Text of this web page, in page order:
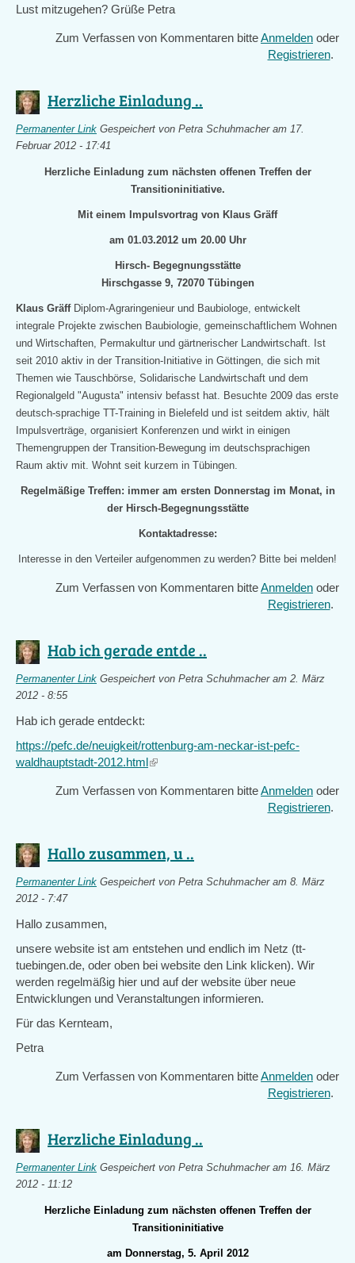
Lust mitzugehen? Grüße Petra
Zum Verfassen von Kommentaren bitteAnmelden oder
Registrieren.
Herzliche Einladung ..
Permanenter Link Gespeichert von Petra Schuhmacheram 17.
Februar 2012 - 17:41
Herzliche Einladung zum nächsten offenen Treffen der
Transitioninitiative.
Mit einem Impulsvortrag von Klaus Gräff
am 01.03.2012 um 20.00 Uhr
Hirsch- Begegnungsstätte
Hirschgasse 9, 72070 Tübingen
Klaus Gräff Diplom-Agraringenieur und Baubiologe, entwickelt
integrale Projekte zwischen Baubiologie, gemeinschaftlichem Wohnen
und Wirtschaften, Permakultur und gärtnerischer Landwirtschaft. Ist
seit 2010 aktiv in der Transition-Initiative in Göttingen, die sich mit
Themen wie Tauschbörse, Solidarische Landwirtschaft und dem
Regionalgeld "Augusta" intensiv befasst hat. Besuchte 2009 das erste
deutsch-sprachige TT-Training in Bielefeld und ist seitdem aktiv, hält
Impulsverträge, organisiert Konferenzen und wirkt in einigen
Themengruppen der Transition-Bewegung im deutschsprachigen
Raum aktiv mit. Wohnt seit kurzem in Tübingen.
Regelmäßige Treffen: immer am ersten Donnerstag im Monat, in
der Hirsch-Begegnungsstätte
Kontaktadresse:
Interesse in den Verteiler aufgenommen zu werden? Bitte bei melden!
Zum Verfassen von Kommentaren bitteAnmelden oder
Registrieren.
Hab ich gerade entde ..
Permanenter Link Gespeichert von Petra Schuhmacheram 2. März
2012 - 8:55
Hab ich gerade entdeckt:
https://pefc.de/neuigkeit/rottenburg-am-neckar-ist-pefc-
waldhauptstadt-2012.html(link
external)
Zum Verfassen von Kommentaren bitteAnmelden oder
Registrieren.
Hallo zusammen, u ..
Permanenter Link Gespeichert von Petra Schuhmacheram 8. März
2012 - 7:47
Hallo zusammen,
unsere website ist am entstehen und endlich im Netz (tt-
tuebingen.de, oder oben bei website den Link klicken). Wir
werden regelmäßig hier und auf der website über neue
Entwicklungen und Veranstaltungen informieren.
Für das Kernteam,
Petra
Zum Verfassen von Kommentaren bitteAnmelden oder
Registrieren.
Herzliche Einladung ..
Permanenter Link Gespeichert von Petra Schuhmacheram 16. März
2012 - 11:12
Herzliche Einladung zum nächsten offenen Treffen der
Transitioninitiative
am Donnerstag, 5. April 2012